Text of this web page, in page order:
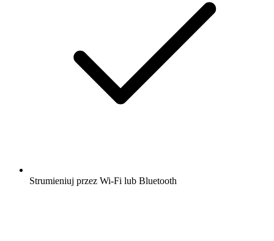
Strumieniuj przez Wi-Fi lub Bluetooth